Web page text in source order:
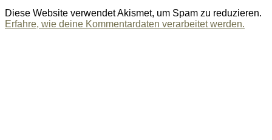
Diese Website verwendet Akismet, um Spam zu reduzieren.
Erfahre, wie deine Kommentardaten verarbeitet werden.